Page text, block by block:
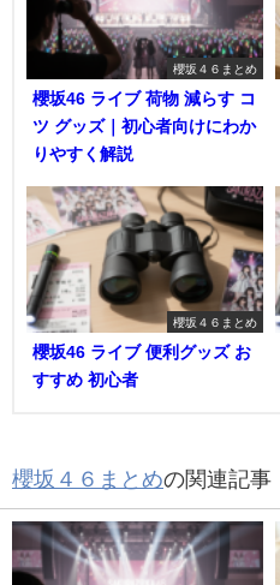
櫻坂４６まとめ
櫻坂46 ライブ 荷物 減らす コ
ツ グッズ｜初心者向けにわか
りやすく解説
櫻坂４６まとめ
櫻坂46 ライブ 便利グッズ お
すすめ 初心者
櫻坂４６まとめの関連記事